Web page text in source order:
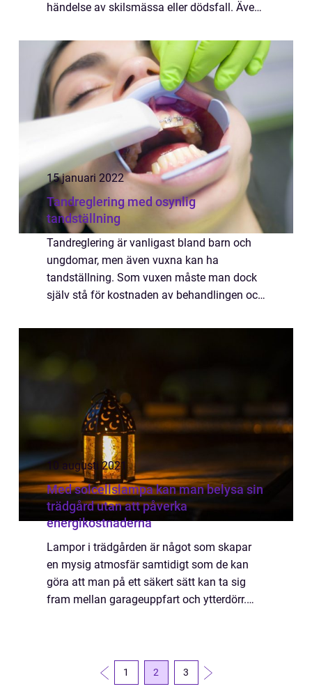
händelse av skilsmässa eller dödsfall. Även
att...
15 januari 2022
Tandreglering med osynlig
tandställning
Tandreglering är vanligast bland barn och
ungdomar, men även vuxna kan ha
tandställning. Som vuxen måste man dock
själv stå för kostnaden av behandlingen och
tandvårdsförsäkringen och
10 augusti 2021
Med solcellslampa kan man belysa sin
trädgård utan att påverka
energikostnaderna
Lampor i trädgården är något som skapar
en mysig atmosfär samtidigt som de kan
göra att man på ett säkert sätt kan ta sig
fram mellan garageuppfart och ytterdörr.
1 2 3